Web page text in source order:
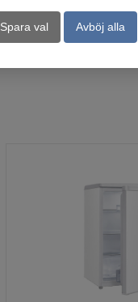
Spara val Avböj alla